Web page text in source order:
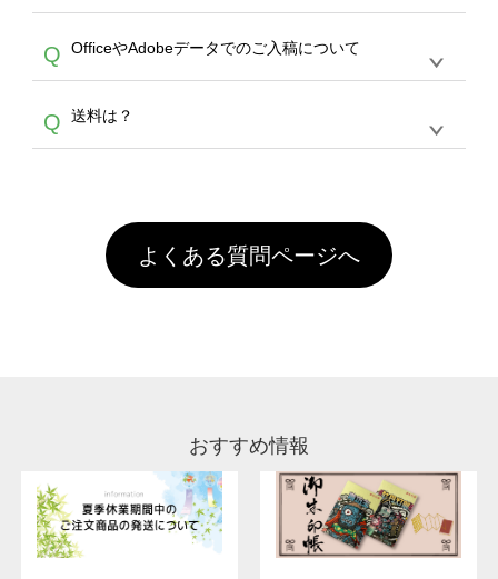
ます。 【付与ポイント】購入金額の1％が1ポ
イントとして付与され、次回ご注文時に1ポイ
ント＝1円としてお使いいただけます。ポイン
トは発送完了の翌日に付与され、次回ご注文時
からご利用頂けます。ポイントの有効期限は一
年間です。【会員ランク】過去10カ月のご注
文回数により会員ランク割引(最大5%)が適用
頂いても、ログインがされていなければ、ラン
クにカウントがされません。
A
意点（前処理剤）】カラー生地（Tシャツのホ
ワイト、トートバッグのナチュラル、ホワイト
といって、プリントを定着させるための処理剤
を塗布しており、短納期・低価格で商品をお届
害な性質で、水洗いで落とすことが可能です。
お手数ですが、お客様ご自身にて着用前に落と
していただけますようお願いいたします。※1
通常注文・直送機能でのご注文に関わらず、前
Q OfficeやAdobeデータでのご入稿について
A
ません。いずれのデータも該当デザインのみ画
像(JPEG,PNG,GIF,PDF)に変換、またはAdobe
Q 送料は？
引」などによるお値引きで4,000円未満になる
場合は送料がかかりますので、ご注意くださ
い。
よくある質問ページへ
おすすめ情報